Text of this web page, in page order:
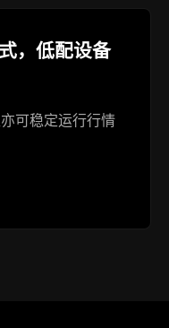
，低配设备
可稳定运行行情